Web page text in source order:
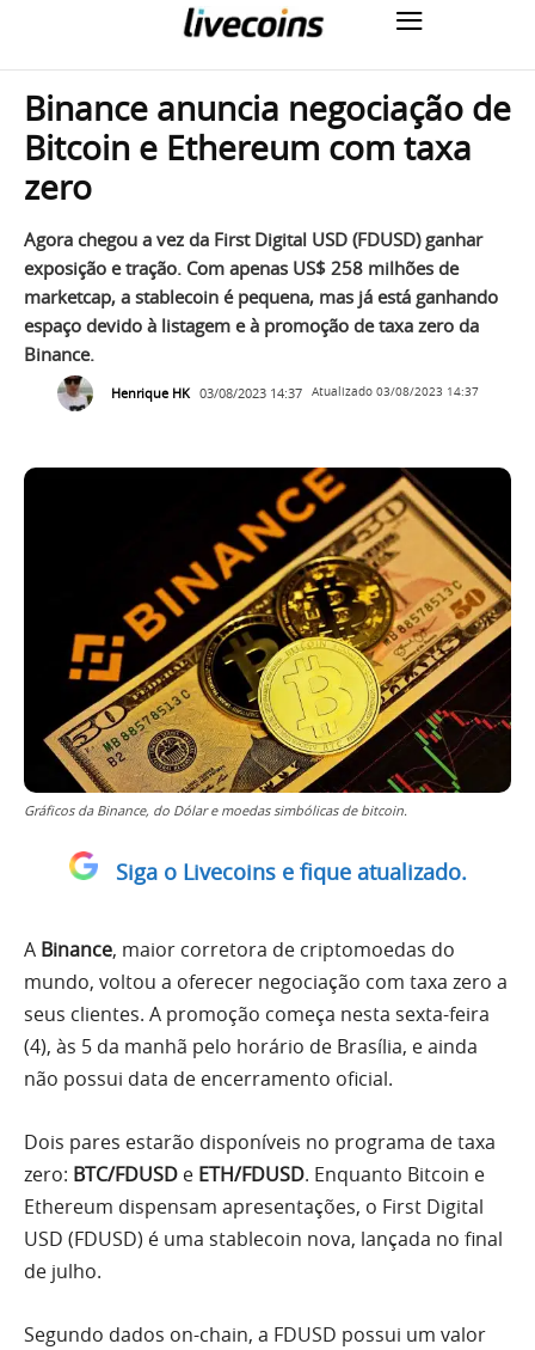
Binance anuncia negociação de
Bitcoin e Ethereum com taxa
zero
Agora chegou a vez da First Digital USD (FDUSD) ganhar
exposição e tração. Com apenas US$ 258 milhões de
marketcap, a stablecoin é pequena, mas já está ganhando
espaço devido à listagem e à promoção de taxa zero da
Binance.
Henrique HK 03/08/2023 14:37 Atualizado 03/08/2023 14:37
Gráficos da Binance, do Dólar e moedas simbólicas de bitcoin.
Siga o Livecoins e fique atualizado.
A Binance, maior corretora de criptomoedas do
mundo, voltou a oferecer negociação com taxa zero a
seus clientes. A promoção começa nesta sexta-feira
(4), às 5 da manhã pelo horário de Brasília, e ainda
não possui data de encerramento oficial.
Dois pares estarão disponíveis no programa de taxa
zero: BTC/FDUSD e ETH/FDUSD. Enquanto Bitcoin e
Ethereum dispensam apresentações, o First Digital
USD (FDUSD) é uma stablecoin nova, lançada no final
de julho.
Segundo dados on-chain, a FDUSD possui um valor